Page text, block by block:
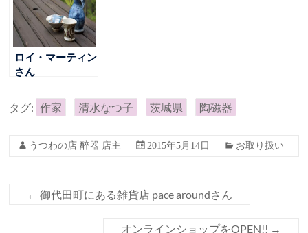
ロイ・マーティン
さん
タグ: 作家 清水なつ子 茨城県 陶磁器
うつわの店 醉器 店主 2015年5月14日 お取り扱い
← 御代田町にある雑貨店 pace aroundさん
オンラインショップをOPEN!! →